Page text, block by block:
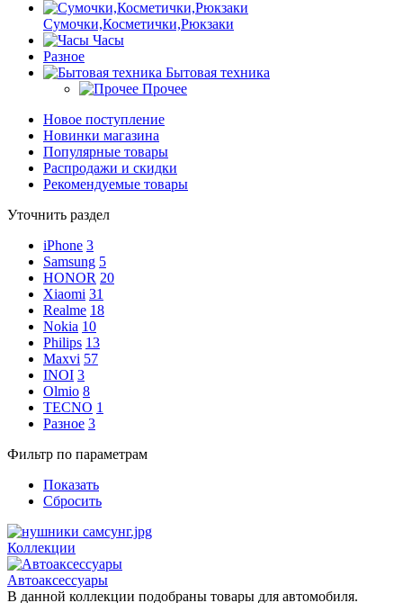
Сумочки,Косметички,Рюкзаки
Часы
Разное
Бытовая техника
Прочее
Новое поступление
Новинки магазина
Популярные товары
Распродажи и скидки
Рекомендуемые товары
Уточнить раздел
iPhone 3
Samsung 5
HONOR 20
Xiaomi 31
Realme 18
Nokia 10
Philips 13
Maxvi 57
INOI 3
Olmio 8
TECNO 1
Разное 3
Фильтр по параметрам
Показать
Сбросить
Коллекции
Автоаксессуары
В данной коллекции подобраны товары для автомобиля.